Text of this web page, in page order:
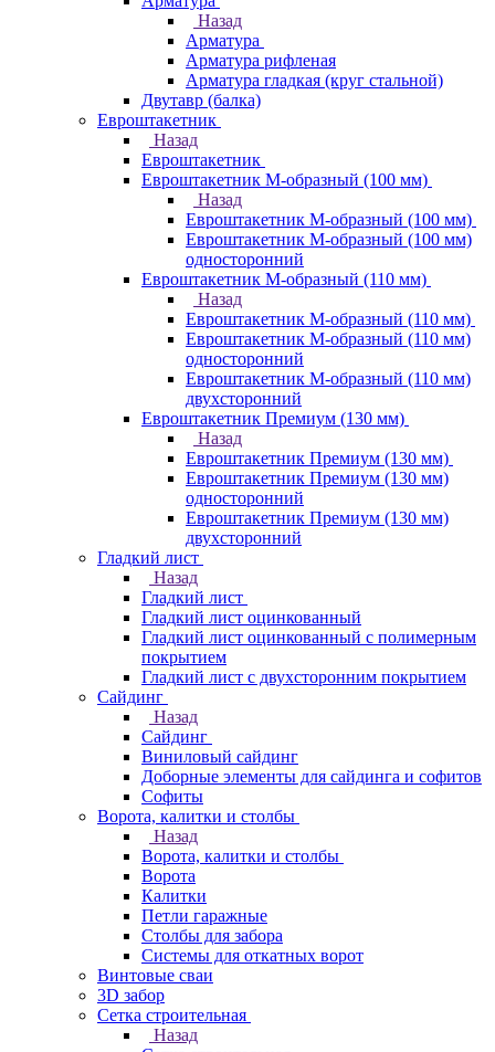
Назад
Арматура
Арматура рифленая
Арматура гладкая (круг стальной)
Двутавр (балка)
Евроштакетник
Назад
Евроштакетник
Евроштакетник М-образный (100 мм)
Назад
Евроштакетник М-образный (100 мм)
Евроштакетник М-образный (100 мм)
односторонний
Евроштакетник М-образный (110 мм)
Назад
Евроштакетник М-образный (110 мм)
Евроштакетник М-образный (110 мм)
односторонний
Евроштакетник М-образный (110 мм)
двухсторонний
Евроштакетник Премиум (130 мм)
Назад
Евроштакетник Премиум (130 мм)
Евроштакетник Премиум (130 мм)
односторонний
Евроштакетник Премиум (130 мм)
двухсторонний
Гладкий лист
Назад
Гладкий лист
Гладкий лист оцинкованный
Гладкий лист оцинкованный с полимерным
покрытием
Гладкий лист с двухсторонним покрытием
Сайдинг
Назад
Сайдинг
Виниловый сайдинг
Доборные элементы для сайдинга и софитов
Софиты
Ворота, калитки и столбы
Назад
Ворота, калитки и столбы
Ворота
Калитки
Петли гаражные
Столбы для забора
Системы для откатных ворот
Винтовые сваи
3D забор
Сетка строительная
Назад